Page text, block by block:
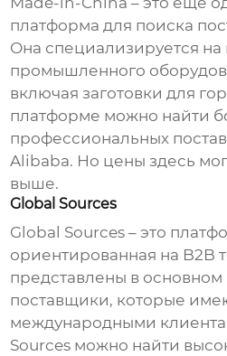
платформа для поиска
Она специализируется на
промышленного
включаязаготовки для
платформе можно найти
профессиональных
Alibaba. Но цены здесь
выше.
Global Sources
Global Sources – это
ориентированная на B2B
представлены в
поставщики, которые
международными
Sources можно найти